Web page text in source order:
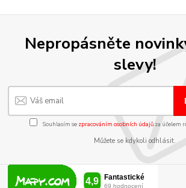
Nepropásněte
slevy!
Souhlasím se zpracováním osobních údajůza účelem
Můžete se kdykoli odhlásit.